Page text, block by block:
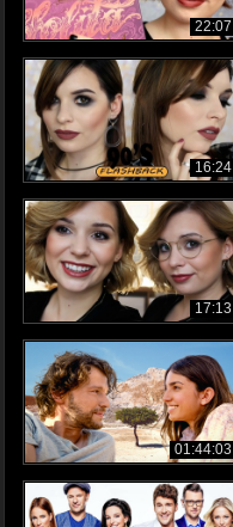
22:07
16:24
17:13
01:44:03